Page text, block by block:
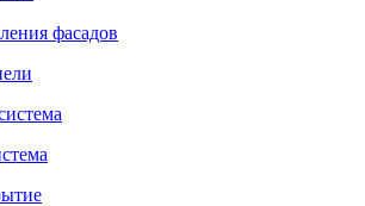
фасадов